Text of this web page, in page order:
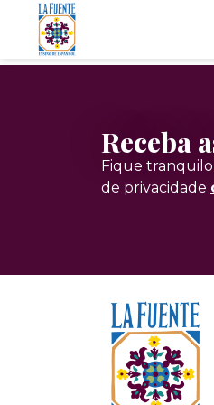
Receba
Fique
de privacidade